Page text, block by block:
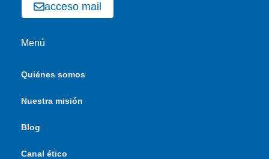
acceso mail
Menú
Quiénes somos
Nuestra misión
Blog
Canal ético